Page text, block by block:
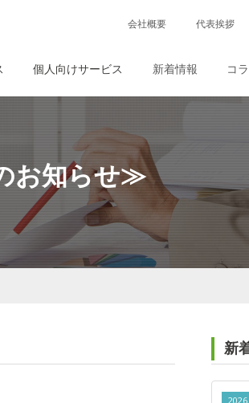
会社概要 代表挨拶
個人向けサービス 新着情報 コ
お知らせ≫
新